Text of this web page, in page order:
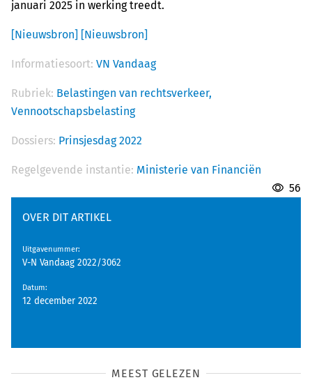
januari 2025 in werking treedt.
[Nieuwsbron] [Nieuwsbron]
Informatiesoort: VN Vandaag
Rubriek: Belastingen van rechtsverkeer,
Vennootschapsbelasting
Dossiers: Prinsjesdag 2022
Regelgevende instantie: Ministerie van Financiën
56
OVER DIT ARTIKEL
Uitgavenummer:
V-N Vandaag 2022/3062
Datum:
12 december 2022
MEEST GELEZEN